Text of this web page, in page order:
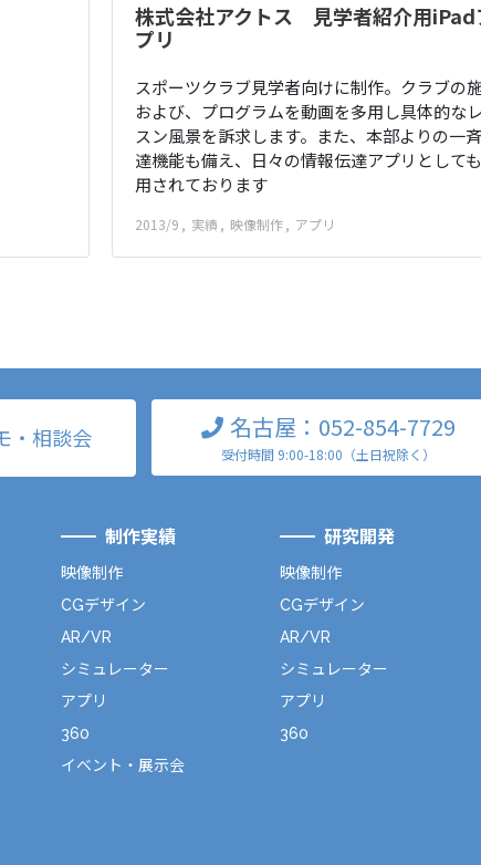
株式会社アクトス 見学者紹介用iPad
プリ
スポーツクラブ見学者向けに制作。クラブの
および、プログラムを動画を多用し具体的な
スン風景を訴求します。また、本部よりの一
達機能も備え、日々の情報伝達アプリとして
用されております
2013/9 実績 映像制作 アプリ
・相談会 名古屋：052-854-7729
受付時間 9:00-18:00（土日祝除く）
制作実績
映像制作
CGデザイン
AR/VR
シミュレーター
アプリ
360
イベント・展示会
研究開発
映像制作
CGデザイン
AR/VR
シミュレーター
アプリ
360